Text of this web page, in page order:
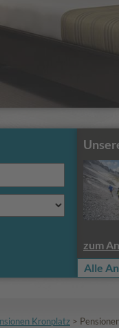
zum
Alle
Kronplatz >